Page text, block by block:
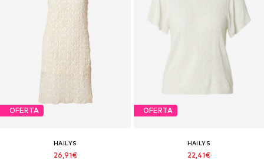
OFERTA
HAILYS
26,91€
OFERTA
HAILYS
22,41€